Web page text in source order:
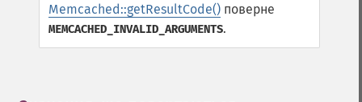
Memcached::getResultCode() поверне
MEMCACHED_INVALID_ARGUMENTS.